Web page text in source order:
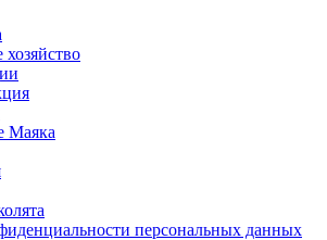
хозяйство
Маяка
персональных данных